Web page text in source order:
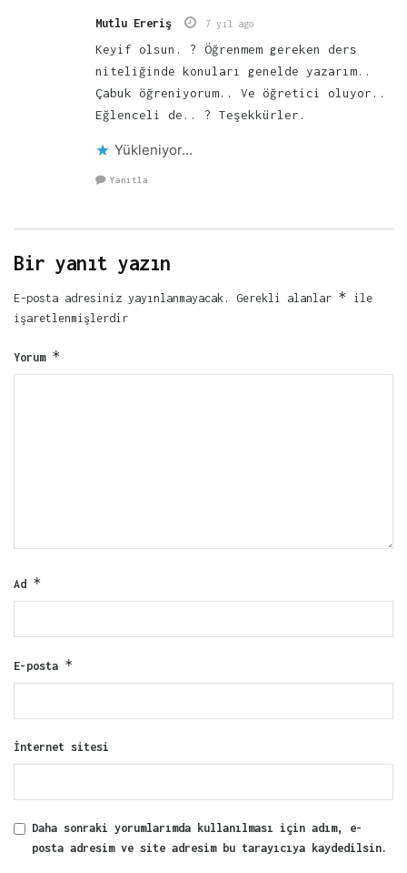
Mutlu Ereriş 7 yıl ago
Keyif olsun. ? Öğrenmem gereken ders
niteliğinde konuları genelde yazarım..
Çabuk öğreniyorum.. Ve öğretici oluyor..
Eğlenceli de.. ? Teşekkürler.
Yükleniyor...
Yanıtla
Bir yanıt yazın
E-posta adresiniz yayınlanmayacak. Gerekli alanlar * ile
işaretlenmişlerdir
Yorum *
Ad *
E-posta *
İnternet sitesi
Daha sonraki yorumlarımda kullanılması için adım, e-
posta adresim ve site adresim bu tarayıcıya kaydedilsin.